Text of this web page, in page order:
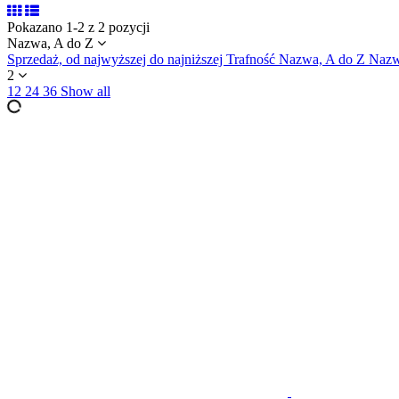
Pokazano 1-2 z 2 pozycji
Nazwa, A do Z
Sprzedaż, od najwyższej do najniższej Trafność Nazwa, A do Z
2
12 24 36 Show all